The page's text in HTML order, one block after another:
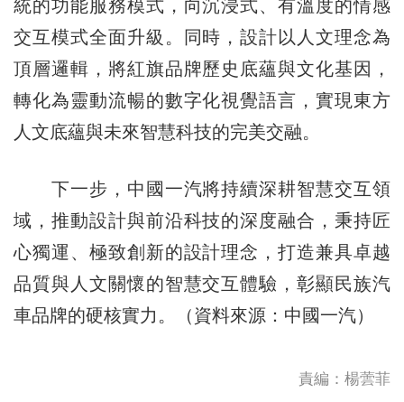
統的功能服務模式，向沉浸式、有溫度的情感
交互模式全面升級。同時，設計以人文理念為
頂層邏輯，將紅旗品牌歷史底蘊與文化基因，
轉化為靈動流暢的數字化視覺語言，實現東方
人文底蘊與未來智慧科技的完美交融。
下一步，中國一汽將持續深耕智慧交互領
域，推動設計與前沿科技的深度融合，秉持匠
心獨運、極致創新的設計理念，打造兼具卓越
品質與人文關懷的智慧交互體驗，彰顯民族汽
車品牌的硬核實力。（資料來源：中國一汽）
責編：楊蕓菲